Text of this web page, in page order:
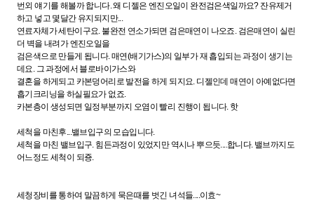
번외 얘기를 해볼까 합니다. 왜 디젤은 엔진오일이 완전검은색일까요? 잔유제거
하고 넣고 몇달간 유지되지만...
연료자체가 세탄이구요. 불완전 연소가되면 검은매연이 나오죠. 검은매연이 실린
더 벽을 내려가 엔진오일을
검은색으로 만들게 됩니다. 매연(배기가스)의 일부가 재 흡입되는 과정이 생기는
데요. 그 과정에서 블로바이가스와
결혼을 하게되고 카본덩어리로 발전을 하게 되지요. 디젤인데 매연이 아예없다면
흡기크리닝을 하실필요가 없죠.
카본층이 생성되면 일정부분까지 오염이 빨리 진행이 됩니다. 핫
세척을 마친후...밸브입구의 모습입니다.
세척을 마친 밸브입구. 힘든과정이 있었지만 역시나 뿌으듯....합니다. 밸브까지도
어느정도 세척이 되죵.
세청장비를 통하여 말끔하게 묵은때를 벗긴 녀석들....이효~